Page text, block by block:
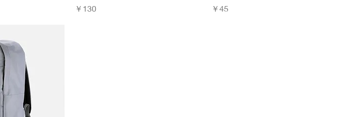
価格
￥130
価格
￥45